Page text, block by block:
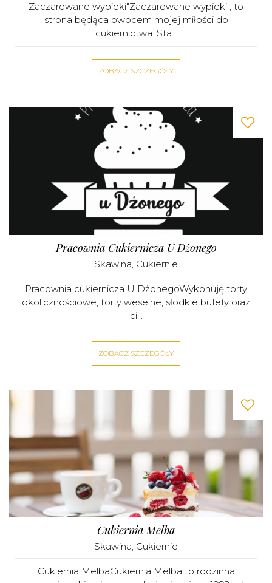
Zaczarowane wypieki"Zaczarowane wypieki", to
strona będąca owocem mojej miłości do
cukiernictwa. Sta...
ZOBACZ SZCZEGÓŁY
Pracownia Cukiernicza U Dżonego
Skawina, Cukiernie
Pracownia cukiernicza U DżonegoWykonuję torty
okolicznościowe, torty weselne, słodkie bufety oraz
ci...
ZOBACZ SZCZEGÓŁY
Cukiernia Melba
Skawina, Cukiernie
Cukiernia MelbaCukiernia Melba to rodzinna